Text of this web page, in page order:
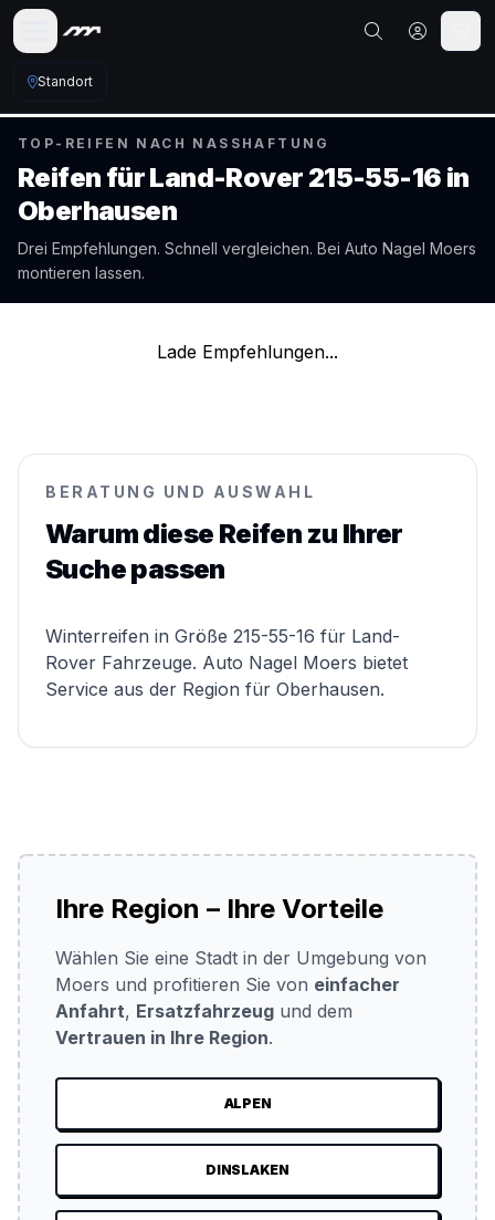
Standort
TOP-REIFEN NACH NASSHAFTUNG
Reifen fürLand-Rover 215-55-16 in
Oberhausen
Drei Empfehlungen. Schnell vergleichen. Bei Auto Nagel Moers
montieren lassen.
Lade Empfehlungen...
BERATUNG UND AUSWAHL
Warum diese Reifen zu Ihrer
Suche passen
Winterreifen in Größe 215-55-16 für Land-
Rover Fahrzeuge. Auto Nagel Moers bietet
Service aus der Region für Oberhausen.
Ihre Region – Ihre Vorteile
Wählen Sie eine Stadt in der Umgebung von
Moers und profitieren Sie von einfacher
Anfahrt, Ersatzfahrzeug und dem
Vertrauen in Ihre Region.
ALPEN
DINSLAKEN